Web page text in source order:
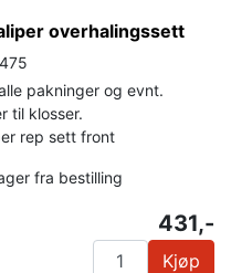
overhalingssett
pakninger og evnt.
til klosser.
rep sett front
fra bestilling
431,-
Kjøp